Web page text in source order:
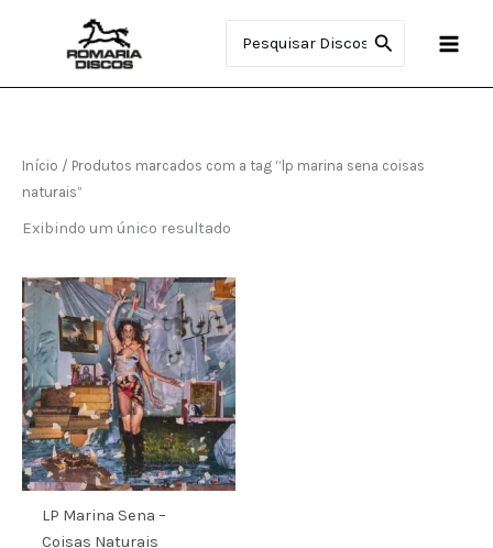
conteúdo
Início / Produtos marcados com a tag “lp marina sena coisas
naturais”
Exibindo um único resultado
LP Marina Sena –
Coisas Naturais